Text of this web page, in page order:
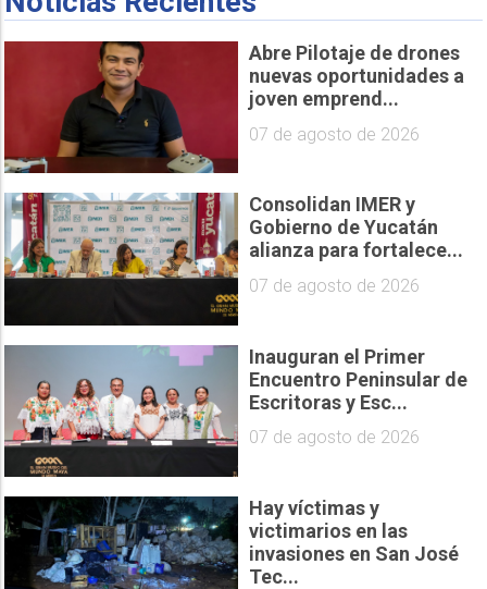
Abre Pilotaje de drones
nuevas oportunidades a
joven emprend...
07 de agosto de 2026
Consolidan IMER y
Gobierno de Yucatán
alianza para fortalece...
07 de agosto de 2026
Inauguran el Primer
Encuentro Peninsular de
Escritoras y Esc...
07 de agosto de 2026
Hay víctimas y
victimarios en las
invasiones en San José
Tec...